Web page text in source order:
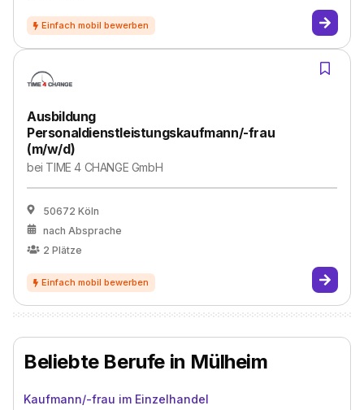
Ausbildung
Personaldienstleistungskaufmann/-frau
(m/w/d)
bei TIME 4 CHANGE GmbH
50672 Köln
nach Absprache
2 Plätze
Beliebte Berufe in Mülheim
Kaufmann/-frau im Einzelhandel